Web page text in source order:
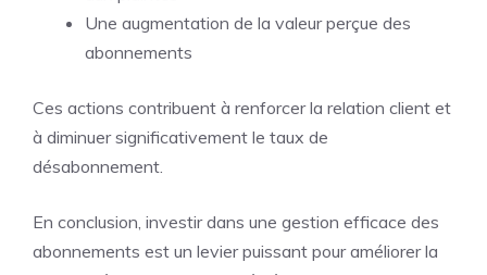
Une augmentation de la valeur perçue des
abonnements
Ces actions contribuent à renforcer la relation client et
à diminuer significativement le taux de
désabonnement.
En conclusion, investir dans une gestion efficace des
abonnements est un levier puissant pour améliorer la